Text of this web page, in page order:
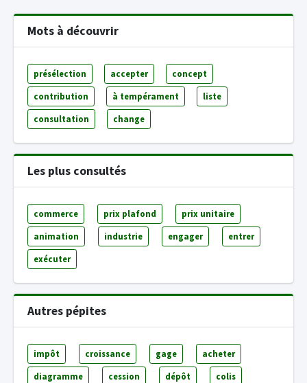
Mots à découvrir
présélection accepter concept
contribution à tempérament liste
consultation change
Les plus consultés
commerce prix plafond prix unitaire
animation industrie engager entrer
exécuter
Autres pépites
impôt croissance gage acheter
diagramme cession dépôt colis